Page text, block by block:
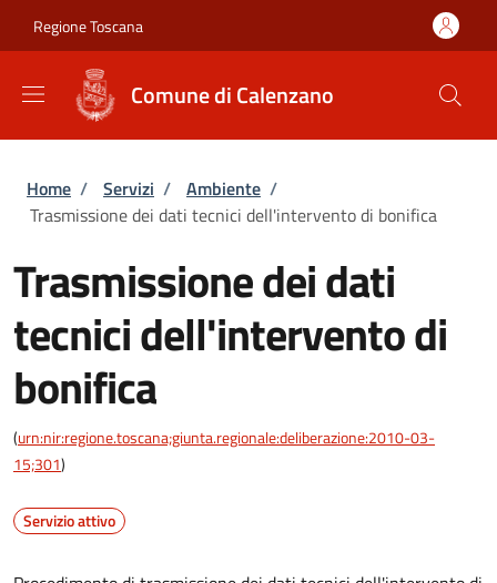
Regione Toscana
Comune di Calenzano
Briciole di pane
Home / Servizi / Ambiente /
Trasmissione dei dati tecnici dell'intervento di bonifica
Trasmissione dei dati
tecnici dell'intervento di
bonifica
(urn:nir:regione.toscana;giunta.regionale:deliberazione:2010-03-
15;301)
Servizio attivo